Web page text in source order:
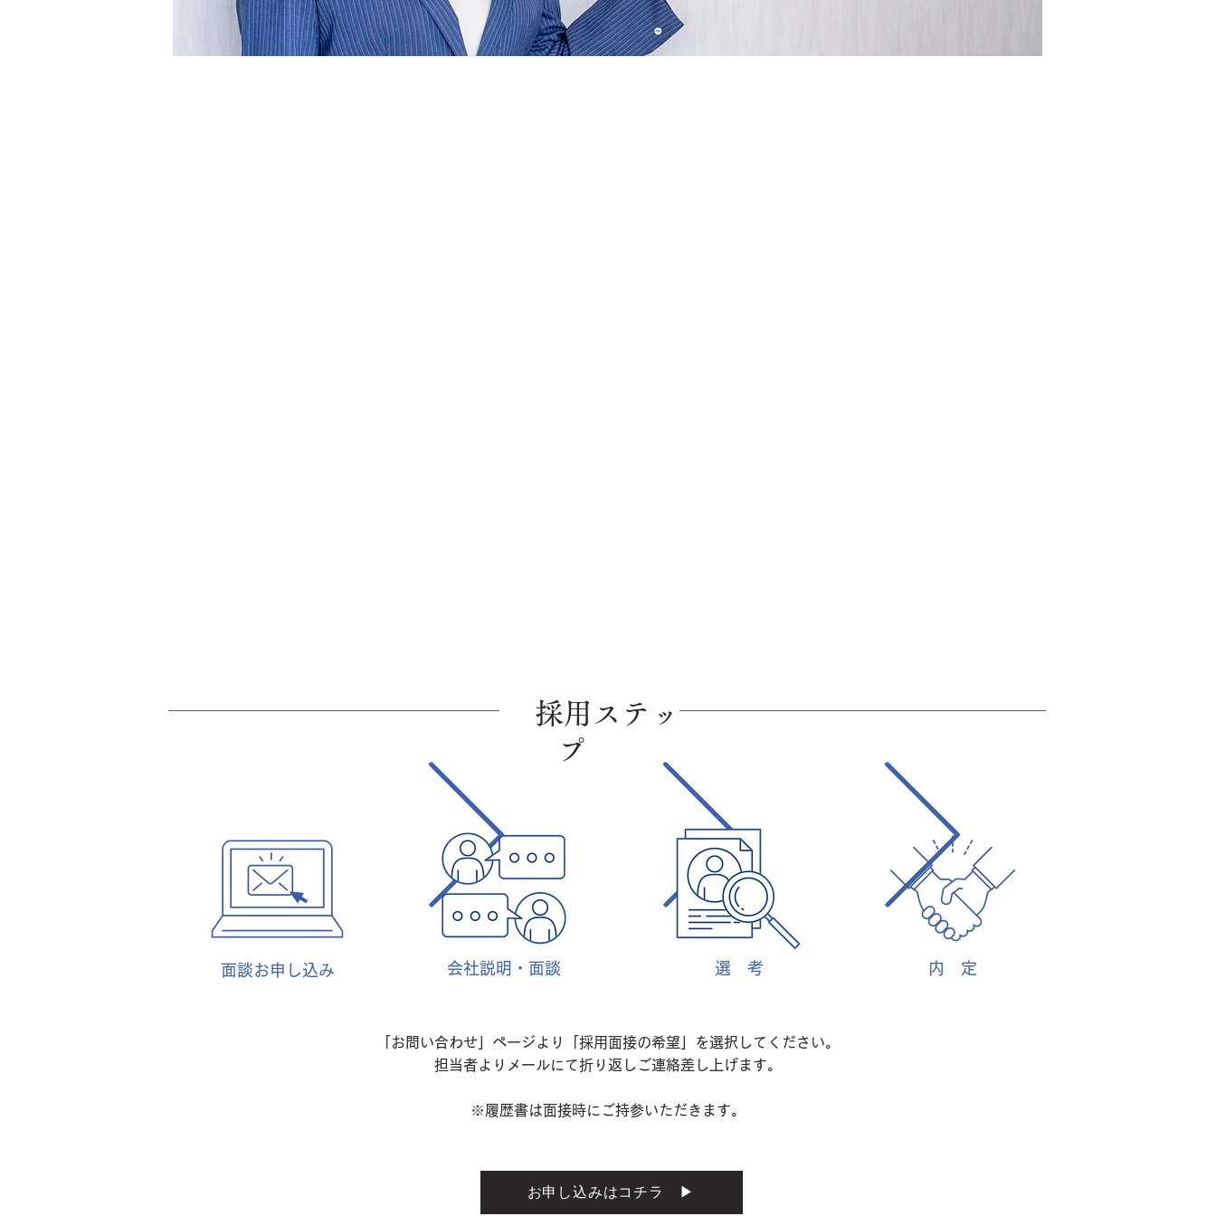
採用ステッ
プ
​面談お申し込み ​会社説明・面談 選 考 内 定
「お問い合わせ」ページより「採用面接の希望」を選択してください。
担当者よりメールにて折り返しご連絡差し上げます。
※履歴書は面接時にご持参いただきます。
お申し込みはコチラ ▶︎